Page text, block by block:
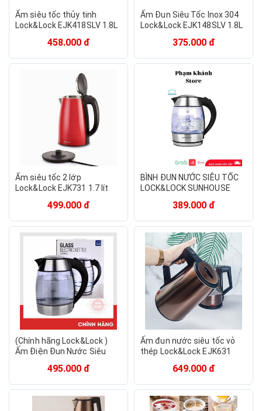
Ấm siêu tốc thủy tinh
Lock&Lock EJK418SLV 1.8L
458.000 đ
Ấm Đun Siêu Tốc Inox 304
Lock&Lock EJK148SLV 1.8L
375.000 đ
Ấm siêu tốc 2 lớp
Lock&Lock EJK731 1.7 lít
499.000 đ
BÌNH ĐUN NƯỚC SIÊU TỐC
LOCK&LOCK SUNHOUSE
389.000 đ
(Chính hãng Lock&Lock )
Ấm Điện Đun Nước Siêu
EJK418SLV 1.8L
495.000 đ
Ấm đun nước siêu tốc vỏ
thép Lock&Lock EJK631
649.000 đ